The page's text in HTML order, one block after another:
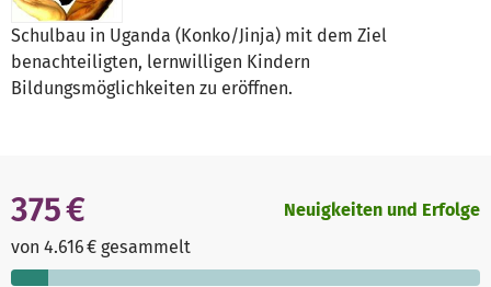
Schulbau in Uganda (Konko/Jinja) mit dem Ziel
benachteiligten, lernwilligen Kindern
Bildungsmöglichkeiten zu eröffnen.
375 €
von 4.616 € gesammelt
Neuigkeiten und Erfolge